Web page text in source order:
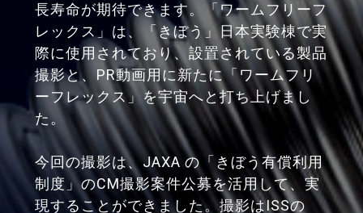
⻑寿命が期待できます。「ワームフリーフ
レックス」は、「きぼう」日本実験棟で実
際に使用されており、設置されている製品
撮影と、PR動画用に新たに「ワームフリ
ーフレックス」を宇宙へと打ち上げまし
た。
今回の撮影は、JAXA の「きぼう有償利用
制度」のCM撮影案件公募を活用して、実
現することができました。撮影はISSの